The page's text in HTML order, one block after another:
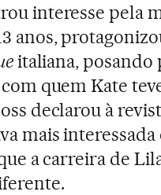
interesse pela
anos,
italiana, posando
quem Kate
declarou à
mais interessada
a carreira de